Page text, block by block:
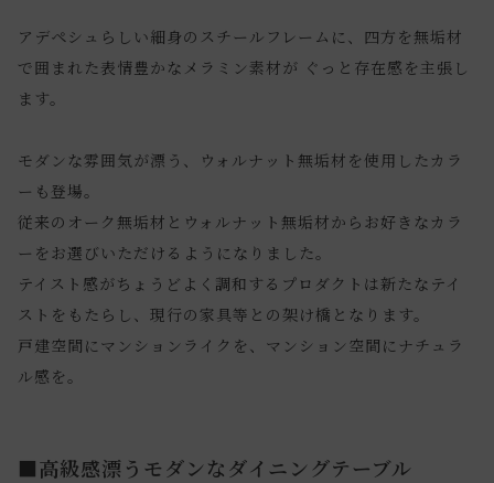
アデペシュらしい細身のスチールフレームに、四方を無垢材
で囲まれた表情豊かなメラミン素材が ぐっと存在感を主張し
ます。
モダンな雰囲気が漂う、ウォルナット無垢材を使用したカラ
ーも登場。
従来のオーク無垢材とウォルナット無垢材からお好きなカラ
ーをお選びいただけるようになりました。
テイスト感がちょうどよく調和するプロダクトは新たなテイ
ストをもたらし、現行の家具等との架け橋となります。
戸建空間にマンションライクを、マンション空間にナチュラ
ル感を。
■高級感漂うモダンなダイニングテーブル